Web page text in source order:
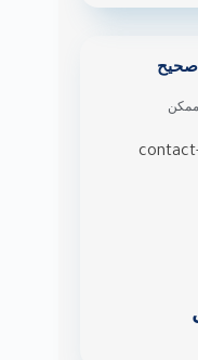
صحيح